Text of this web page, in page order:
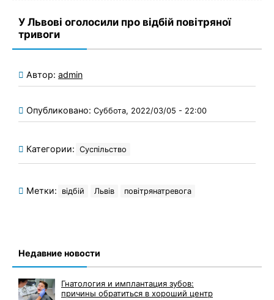
У Львові оголосили про відбій повітряної
тривоги
Автор: admin
Опубликовано: Суббота, 2022/03/05 - 22:00
Категории: Суспільство
Метки: відбій Львів повітрянатревога
Недавние новости
Гнатология и имплантация зубов:
причины обратиться в хороший центр